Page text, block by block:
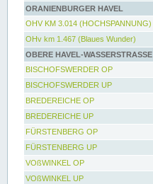
ORANIENBURGER HAVEL
OHV KM 3.014 (HOCHSPANNUNG)
OHv km 1.467 (Blaues Wunder)
OBERE HAVEL-WASSERSTRASSE
BISCHOFSWERDER OP
BISCHOFSWERDER UP
BREDEREICHE OP
BREDEREICHE UP
FÜRSTENBERG OP
FÜRSTENBERG UP
VOßWINKEL OP
VOßWINKEL UP